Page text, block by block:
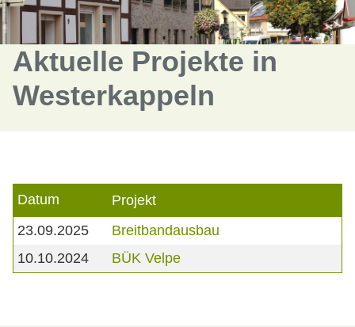
Aktuelle Projekte in
Westerkappeln
Datum
Projekt
23.09.2025
Breitbandausbau
10.10.2024
BÜK Velpe